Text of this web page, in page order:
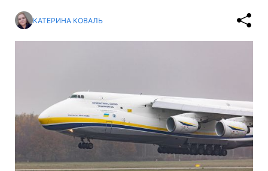
КАТЕРИНА КОВАЛЬ